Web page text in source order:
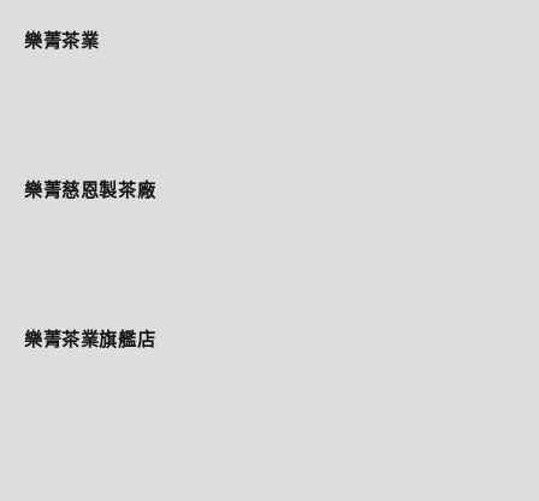
樂菁茶業
樂菁慈恩製茶廠
樂菁茶業旗艦店